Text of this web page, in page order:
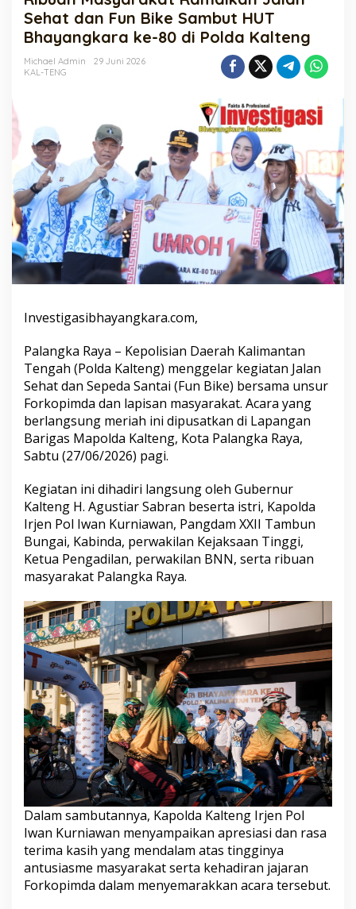
Jalan
Sehat
dan
Fun
Bhayangkara
Polda
Kalteng
Sehat dan Fun Bike Sambut HUT
Bhayangkara ke-80 di Polda Kalteng
Michael Admin
29 Juni 2026
KAL-TENG
Investigasibhayangkara.com,
Palangka Raya – Kepolisian Daerah Kalimantan
Tengah (Polda Kalteng) menggelar kegiatan Jalan
Sehat dan Sepeda Santai (Fun Bike) bersama unsur
Forkopimda dan lapisan masyarakat. Acara yang
berlangsung meriah ini dipusatkan di Lapangan
Barigas Mapolda Kalteng, Kota Palangka Raya,
Sabtu (27/06/2026) pagi.
Kegiatan ini dihadiri langsung oleh Gubernur
Kalteng H. Agustiar Sabran beserta istri, Kapolda
Irjen Pol Iwan Kurniawan, Pangdam XXII Tambun
Bungai, Kabinda, perwakilan Kejaksaan Tinggi,
Ketua Pengadilan, perwakilan BNN, serta ribuan
masyarakat Palangka Raya.
Dalam sambutannya, Kapolda Kalteng Irjen Pol
Iwan Kurniawan menyampaikan apresiasi dan rasa
terima kasih yang mendalam atas tingginya
antusiasme masyarakat serta kehadiran jajaran
Forkopimda dalam menyemarakkan acara tersebut.